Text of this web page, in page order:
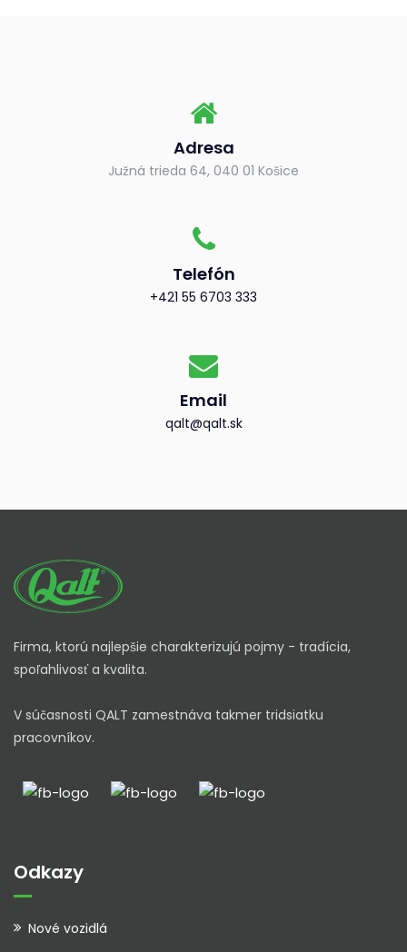
Adresa
Južná trieda 64, 040 01 Košice
Telefón
+421 55 6703 333
Email
qalt@qalt.sk
Firma, ktorú najlepšie charakterizujú pojmy - tradícia,
spoľahlivosť a kvalita.
V súčasnosti QALT zamestnáva takmer tridsiatku
pracovníkov.
Odkazy
Nové vozidlá